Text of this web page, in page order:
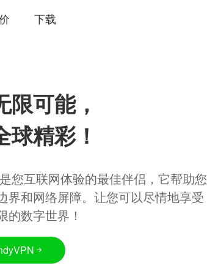
下载
限可能，
球精彩！
您互联网体验的最佳伴侣，它帮助您
界和网络屏障。让您可以尽情地享受
的数字世界！